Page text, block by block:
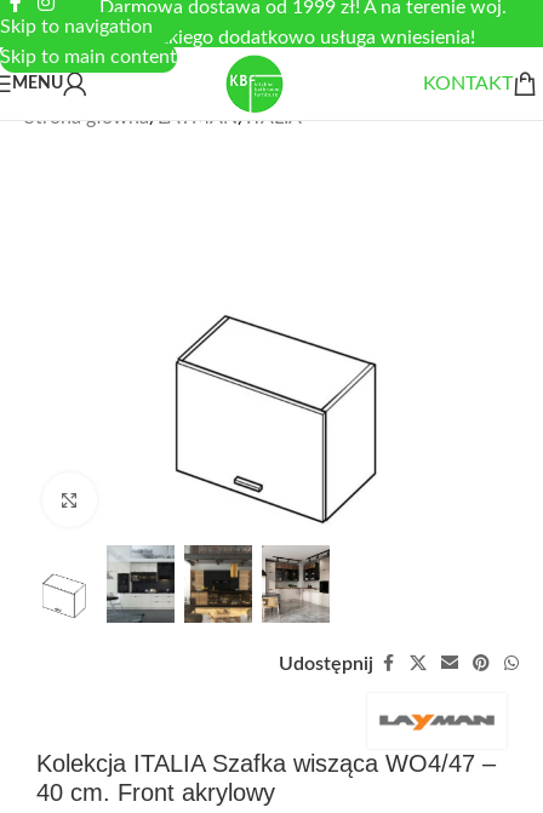
Skip to navigation
Skip to main content
Darmowa dostawa od 1999 zł! A na terenie woj.
łódzkiego dodatkowo usługa wniesienia!
MENU
KONTAKT
Strona główna/ LAYMAN/ITALIA
Zobacz duże zdjęcie
Udostępnij
Kolekcja ITALIA Szafka wisząca WO4/47 –
40 cm. Front akrylowy